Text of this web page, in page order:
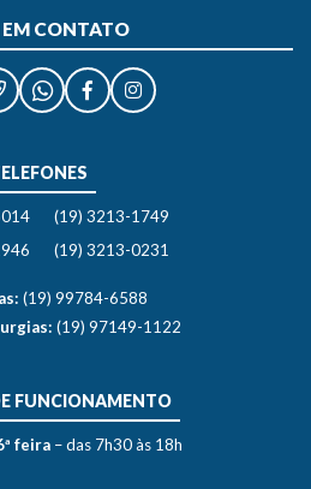
EM CONTATO
(19) 3213-1749
(19) 3213-0231
(19) 99784-6588
(19) 97149-1122
FUNCIONAMENTO
feira – das 7h30 às 18h